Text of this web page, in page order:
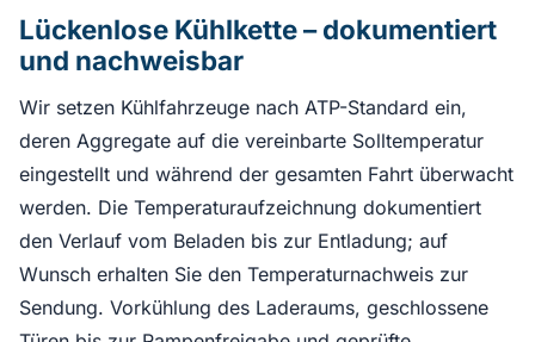
Lückenlose Kühlkette – dokumentiert
und nachweisbar
Wir setzen Kühlfahrzeuge nach ATP-Standard ein,
deren Aggregate auf die vereinbarte Solltemperatur
eingestellt und während der gesamten Fahrt überwacht
werden. Die Temperaturaufzeichnung dokumentiert
den Verlauf vom Beladen bis zur Entladung; auf
Wunsch erhalten Sie den Temperaturnachweis zur
Sendung. Vorkühlung des Laderaums, geschlossene